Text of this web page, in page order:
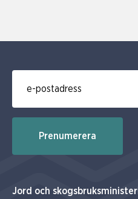
Prenumerera
Jord och